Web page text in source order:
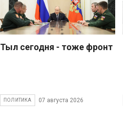
Тыл сегодня - тоже фронт
ПОЛИТИКА 07 августа 2026